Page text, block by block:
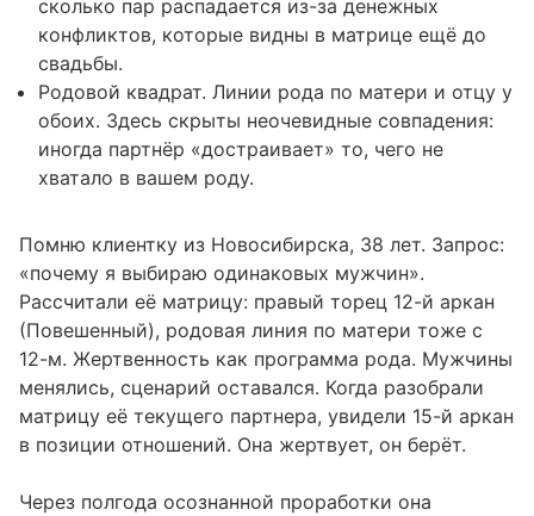
сколько пар распадается из-за денежных
конфликтов, которые видны в матрице ещё до
свадьбы.
Родовой квадрат. Линии рода по матери и отцу у
обоих. Здесь скрыты неочевидные совпадения:
иногда партнёр «достраивает» то, чего не
хватало в вашем роду.
Помню клиентку из Новосибирска, 38 лет. Запрос:
«почему я выбираю одинаковых мужчин».
Рассчитали её матрицу: правый торец 12-й аркан
(Повешенный), родовая линия по матери тоже с
12-м. Жертвенность как программа рода. Мужчины
менялись, сценарий оставался. Когда разобрали
матрицу её текущего партнера, увидели 15-й аркан
в позиции отношений. Она жертвует, он берёт.
Через полгода осознанной проработки она